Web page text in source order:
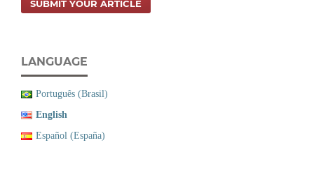
SUBMIT YOUR ARTICLE
LANGUAGE
Português (Brasil)
English
Español (España)